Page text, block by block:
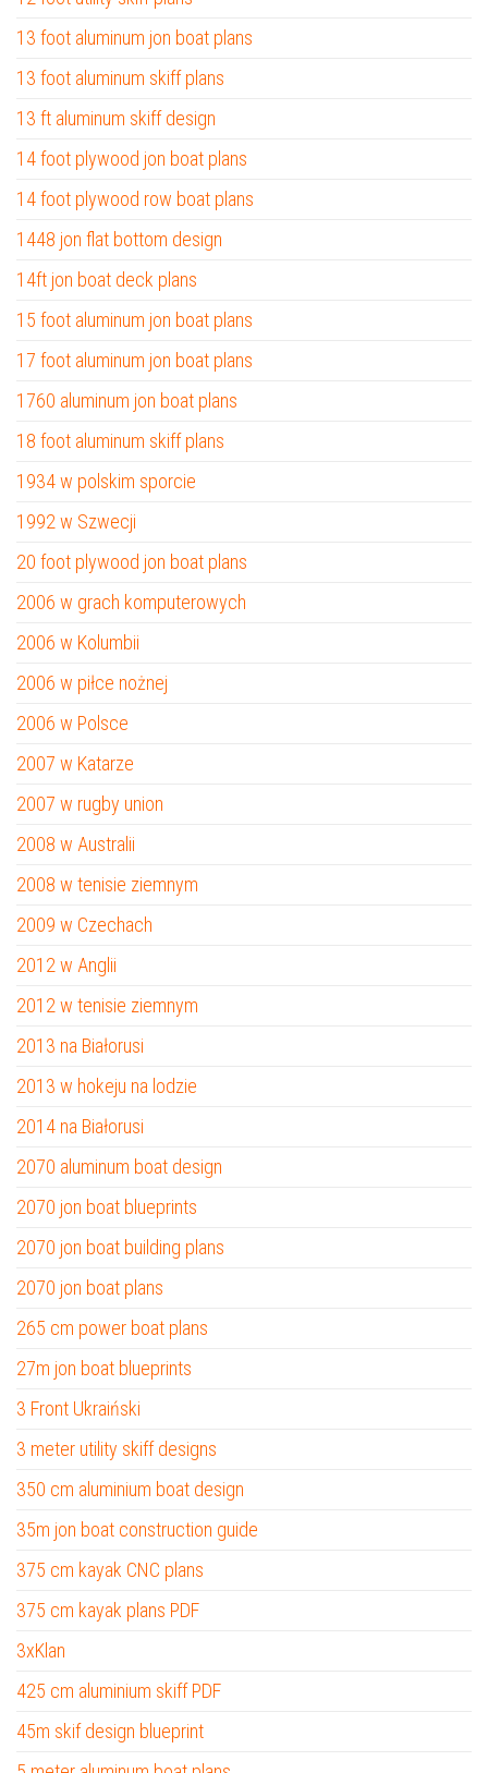
13 foot aluminum jon boat plans
13 foot aluminum skiff plans
13 ft aluminum skiff design
14 foot plywood jon boat plans
14 foot plywood row boat plans
1448 jon flat bottom design
14ft jon boat deck plans
15 foot aluminum jon boat plans
17 foot aluminum jon boat plans
1760 aluminum jon boat plans
18 foot aluminum skiff plans
1934 w polskim sporcie
1992 w Szwecji
20 foot plywood jon boat plans
2006 w grach komputerowych
2006 w Kolumbii
2006 w piłce nożnej
2006 w Polsce
2007 w Katarze
2007 w rugby union
2008 w Australii
2008 w tenisie ziemnym
2009 w Czechach
2012 w Anglii
2012 w tenisie ziemnym
2013 na Białorusi
2013 w hokeju na lodzie
2014 na Białorusi
2070 aluminum boat design
2070 jon boat blueprints
2070 jon boat building plans
2070 jon boat plans
265 cm power boat plans
27m jon boat blueprints
3 Front Ukraiński
3 meter utility skiff designs
350 cm aluminium boat design
35m jon boat construction guide
375 cm kayak CNC plans
375 cm kayak plans PDF
3xKlan
425 cm aluminium skiff PDF
45m skif design blueprint